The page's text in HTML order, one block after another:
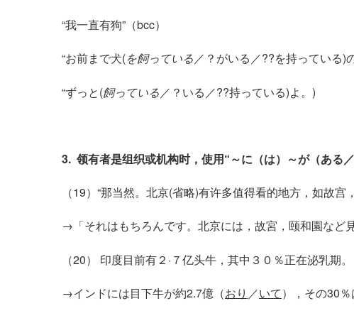
“我一直有狗”（bcc）
“お前まで犬(を飼っている／？がいる／??を持っている)
“ずっと(飼っている ／？いる／??持っている)よ。)
3. 领有者是组织或机构时，使用“～に（は）～が（ある／
（19）“那当然。北京(省略)有许多值得看的地方，如故宫
→「それはもちろんです。北京には，故宮，颐和園など
（20） 印度目前有２·７亿头牛，其中３０％正在泌乳期。
→インドには目下牛が約2.7億（おり ／いて），その30％